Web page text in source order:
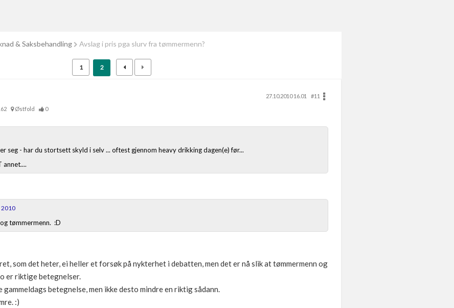
& Saksbehandling Avslag i pris pga slurv fra tømmermenn?
1 2
27.10.2010 16.01
#11
Østfold 0
seg - har du stortsett skyld i selv ... oftest gjennom heavy drikking dagen(e) før...
annet....
2010
tømmermenn. :D
som det heter, ei heller et forsøk på nykterhet i debatten, men det er nå slik at tømmermenn og
er riktige betegnelser.
gammeldags betegnelse, men ikke desto mindre en riktig sådann.
:)